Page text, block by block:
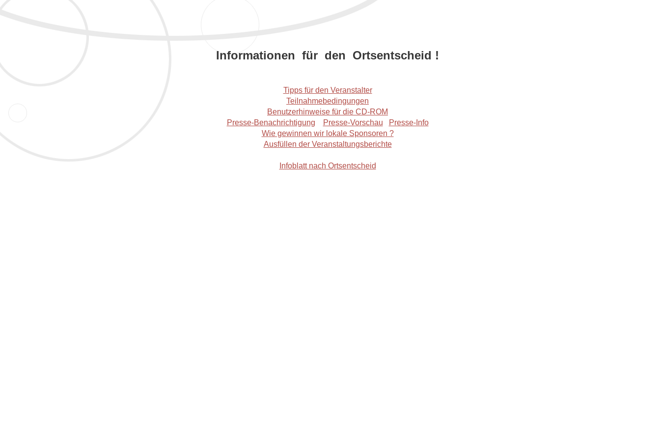
Informationen für den Ortsentscheid !
Tipps für den Veranstalter
Teilnahmebedingungen
Benutzerhinweise für die CD-ROM
Presse-Benachrichtigung
Presse-Vorschau
Presse-Info
Wie gewinnen wir lokale Sponsoren ?
Ausfüllen der Veranstaltungsberichte
Infoblatt nach Ortsentscheid